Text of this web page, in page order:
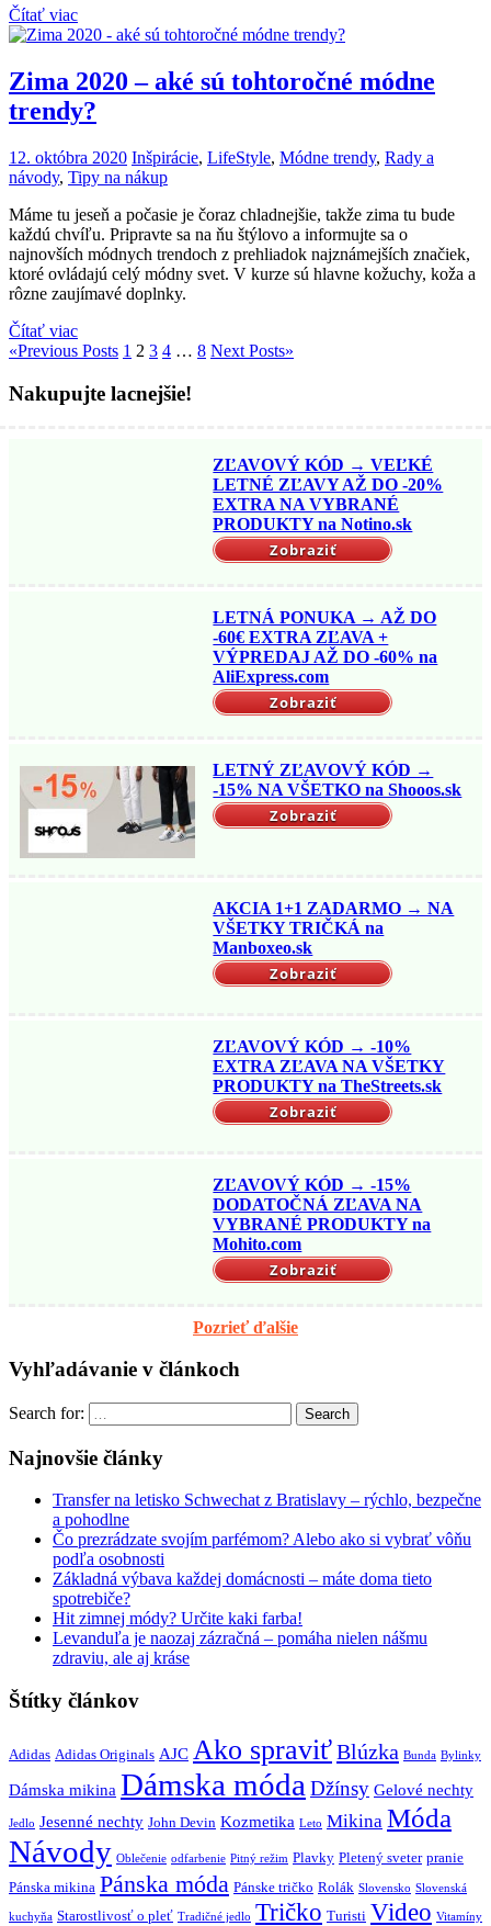
Čítať viac
Zima 2020 – aké sú tohtoročné módne
trendy?
12. októbra 2020 Inšpirácie, LifeStyle, Módne trendy, Rady a
návody, Tipy na nákup
Máme tu jeseň a počasie je čoraz chladnejšie, takže zima tu bude
každú chvíľu. Pripravte sa na ňu štýlovo a informujte sa o
najnovších módnych trendoch z prehliadok najznámejších značiek,
ktoré ovládajú celý módny svet. V kurze sú hlavne kožuchy, koža a
rôzne zaujímavé doplnky.
Čítať viac
«Previous Posts 1 2 3 4 … 8 Next Posts»
Nakupujte lacnejšie!
ZĽAVOVÝ KÓD → VEĽKÉ
LETNÉ ZĽAVY AŽ DO -20%
EXTRA NA VYBRANÉ
PRODUKTY na Notino.sk
Zobraziť
LETNÁ PONUKA → AŽ DO
-60€ EXTRA ZĽAVA +
VÝPREDAJ AŽ DO -60% na
AliExpress.com
Zobraziť
LETNÝ ZĽAVOVÝ KÓD →
-15% NA VŠETKO na Shooos.sk
Zobraziť
AKCIA 1+1 ZADARMO → NA
VŠETKY TRIČKÁ na
Manboxeo.sk
Zobraziť
ZĽAVOVÝ KÓD → -10%
EXTRA ZĽAVA NA VŠETKY
PRODUKTY na TheStreets.sk
Zobraziť
ZĽAVOVÝ KÓD → -15%
DODATOČNÁ ZĽAVA NA
VYBRANÉ PRODUKTY na
Mohito.com
Zobraziť
Pozrieť ďalšie
Vyhľadávanie v článkoch
Search for: Search
Najnovšie články
Transfer na letisko Schwechat z Bratislavy – rýchlo, bezpečne
a pohodlne
Čo prezrádzate svojím parfémom? Alebo ako si vybrať vôňu
podľa osobnosti
Základná výbava každej domácnosti – máte doma tieto
spotrebiče?
Hit zimnej módy? Určite kaki farba!
Levanduľa je naozaj zázračná – pomáha nielen nášmu
zdraviu, ale aj kráse
Štítky článkov
Adidas Adidas Originals AJC Ako spraviťBlúzka Bunda Bylinky
Dámska mikina Dámska móda Džínsy Gelové nechty
Jedlo Jesenné nechty John Devin Kozmetika Leto Mikina Móda
Návody Oblečenie odfarbenie Pitný režim Plavky Pletený sveter pranie
Pánska mikina Pánska móda Pánske tričko Rolák Slovensko Slovenská
kuchyňa Starostlivosť o pleť Tradičné jedlo Tričko Turisti Video Vitamíny